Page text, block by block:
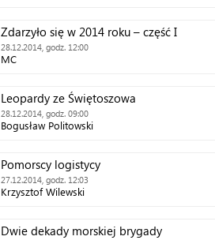
Zdarzyło się w 2014 roku – część I
28.12.2014, godz. 12:00
MC
Leopardy ze Świętoszowa
28.12.2014, godz. 09:00
Bogusław Politowski
Pomorscy logistycy
27.12.2014, godz. 12:03
Krzysztof Wilewski
Dwie dekady morskiej brygady